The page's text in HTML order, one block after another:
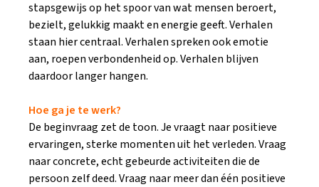
stapsgewijs op het spoor van wat mensen beroert,
bezielt, gelukkig maakt en energie geeft. Verhalen
staan hier centraal. Verhalen spreken ook emotie
aan, roepen verbondenheid op. Verhalen blijven
daardoor langer hangen.
Hoe ga je te werk?
De beginvraag zet de toon. Je vraagt naar positieve
ervaringen, sterke momenten uit het verleden. Vraag
naar concrete, echt gebeurde activiteiten die de
persoon zelf deed. Vraag naar meer dan één positieve